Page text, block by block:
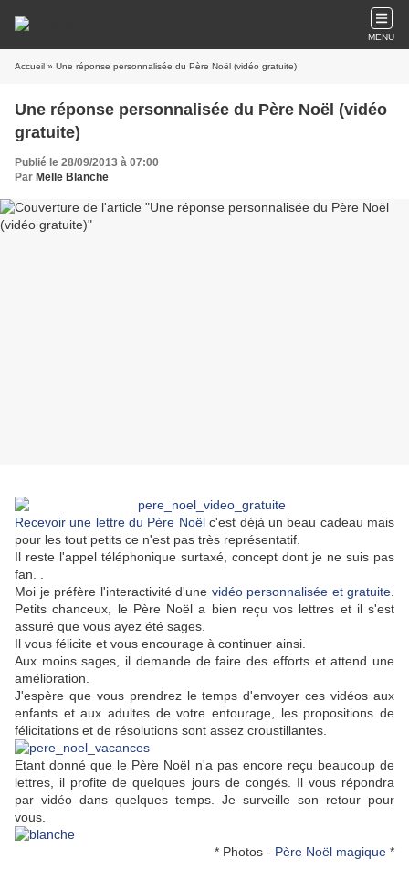
MENU
Accueil » Une réponse personnalisée du Père Noël (vidéo gratuite)
Une réponse personnalisée du Père Noël (vidéo
gratuite)
Publié le 28/09/2013 à 07:00
Par Melle Blanche
Recevoir une lettre du Père Noëlc'est déjà un beau cadeau mais
pour les tout petits ce n'est pas très représentatif.
Il reste l'appel téléphonique surtaxé, concept dont je ne suis pas
fan. .
Moi je préfère l'interactivité d'une vidéo personnalisée et gratuite
Petits chanceux, le Père Noël a bien reçu vos lettres et il s'est
assuré que vous ayez été sages.
Il vous félicite et vous encourage à continuer ainsi.
Aux moins sages, il demande de faire des efforts et attend une
amélioration.
J'espère que vous prendrez le temps d'envoyer ces vidéos aux
enfants et aux adultes de votre entourage, les propositions de
félicitations et de résolutions sont assez croustillantes.
Etant donné que le Père Noël n'a pas encore reçu beaucoup de
lettres, il profite de quelques jours de congés. Il vous répondra
par vidéo dans quelques temps. Je surveille son retour pour
vous.
* Photos - Père Noël magique *